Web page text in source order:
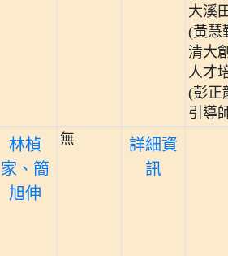
大溪
(黃慧
清大
人才
(彭正
引導
林楨
家、簡
旭伸
無
詳細資
訊